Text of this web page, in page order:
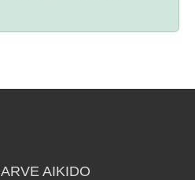
ARVE AIKIDO